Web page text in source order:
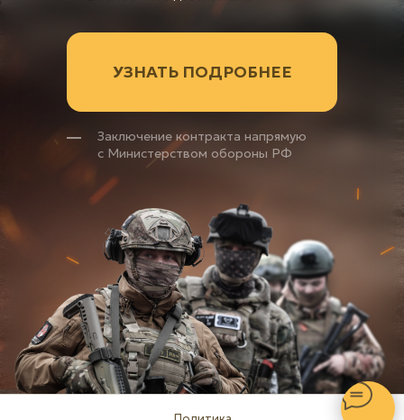
УЗНАТЬ ПОДРОБНЕЕ
Заключение контракта напрямую
с Министерством обороны РФ